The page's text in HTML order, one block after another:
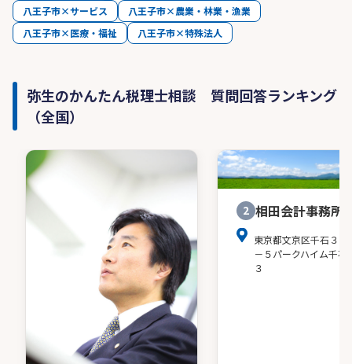
八王子市×サービス
八王子市×農業・林業・漁業
八王子市×医療・福祉
八王子市×特殊法人
弥生のかんたん税理士相談 質問回答ランキング
（全国）
2 相田会計事務所
東京都文京区千石３－
－５パークハイム千石
３